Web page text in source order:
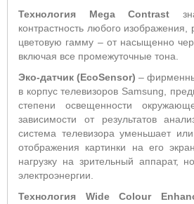
Технология Mega Contrast
контрастность любого
цветовую гамму – от насыщенно
включая все промежуточные тона.
Эко-датчик (EcoSensor) –
в корпус телевизоров Samsung,
степени освещенности
зависимости от результатов
система телевизора уменьшает или
отображения картинки на его
нагрузку на зрительный аппарат,
электроэнергии.
Технология Wide Colour